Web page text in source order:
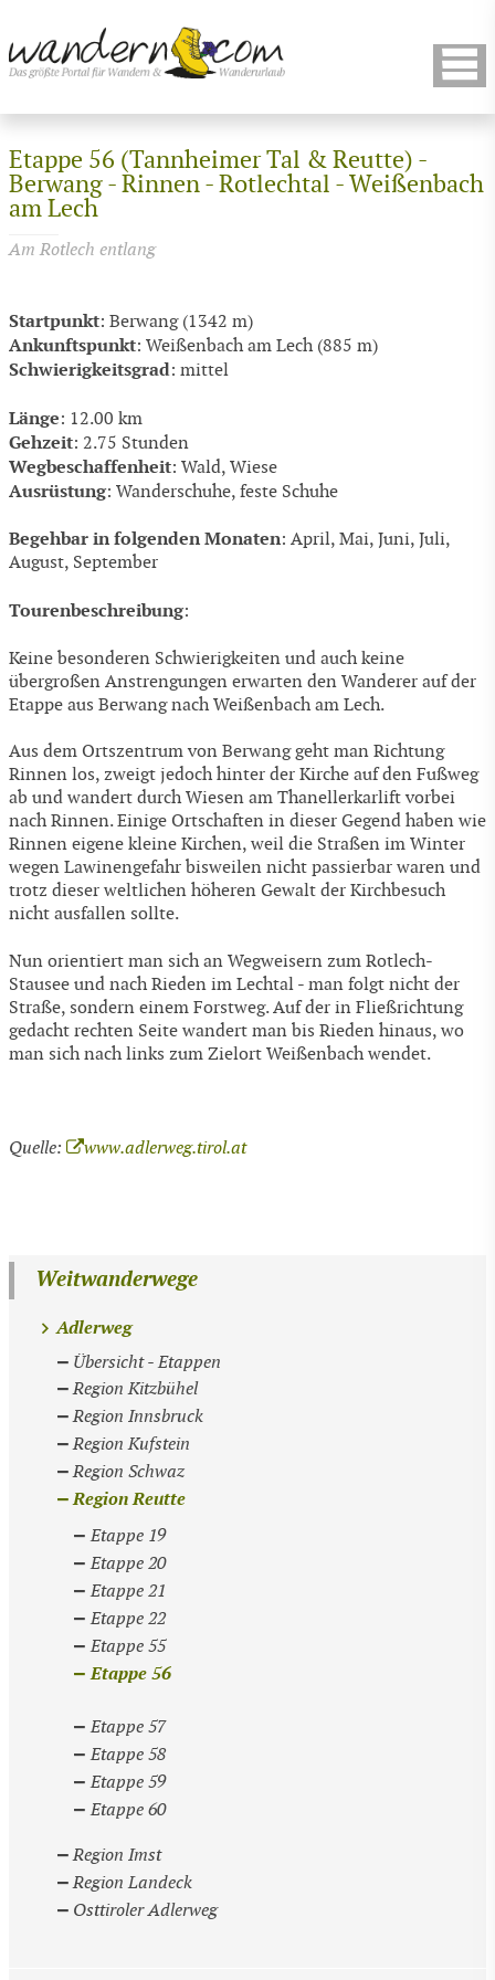
Etappe 56 (Tannheimer Tal & Reutte) -
Berwang - Rinnen - Rotlechtal - Weißenbach
am Lech
Am Rotlech entlang
Startpunkt: Berwang (1342 m)
Ankunftspunkt: Weißenbach am Lech (885 m)
Schwierigkeitsgrad: mittel
Länge: 12.00 km
Gehzeit: 2.75 Stunden
Wegbeschaffenheit: Wald, Wiese
Ausrüstung: Wanderschuhe, feste Schuhe
Begehbar in folgenden Monaten: April, Mai, Juni, Juli,
August, September
Tourenbeschreibung:
Keine besonderen Schwierigkeiten und auch keine
übergroßen Anstrengungen erwarten den Wanderer auf der
Etappe aus Berwang nach Weißenbach am Lech.
Aus dem Ortszentrum von Berwang geht man Richtung
Rinnen los, zweigt jedoch hinter der Kirche auf den Fußweg
ab und wandert durch Wiesen am Thanellerkarlift vorbei
nach Rinnen. Einige Ortschaften in dieser Gegend haben wie
Rinnen eigene kleine Kirchen, weil die Straßen im Winter
wegen Lawinengefahr bisweilen nicht passierbar waren und
trotz dieser weltlichen höheren Gewalt der Kirchbesuch
nicht ausfallen sollte.
Nun orientiert man sich an Wegweisern zum Rotlech-
Stausee und nach Rieden im Lechtal - man folgt nicht der
Straße, sondern einem Forstweg. Auf der in Fließrichtung
gedacht rechten Seite wandert man bis Rieden hinaus, wo
man sich nach links zum Zielort Weißenbach wendet.
Quelle: www.adlerweg.tirol.at
Weitwanderwege
Adlerweg
Übersicht - Etappen
Region Kitzbühel
Region Innsbruck
Region Kufstein
Region Schwaz
Region Reutte
Etappe 19
Etappe 20
Etappe 21
Etappe 22
Etappe 55
Etappe 56
Etappe 57
Etappe 58
Etappe 59
Etappe 60
Region Imst
Region Landeck
Osttiroler Adlerweg